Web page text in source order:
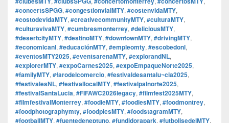
#concertsSPGG, #congestionvialMTY, #costenvidaMTY,
#costodevidaMTY, #creativecommunityMTY, #culturaMTY,
#culturavivaMTY, #cumbresmonterrey, #deliciousMTY,
#desertcityMTY, #destinoMTY, #downtownMTY, #drivingMTY,
#economicanl, #educaciónMTY, #empleomty, #escobedonl,
#eventosMTY2025, #eventsarenaMTY, #explorandNL,
#explorerMTY, #expoCarnes2025, #expoEmpaqueNorte2025,
#familyMTY, #farodelcomercio, #festivaldesantalu¬cia2025,
#festivalesNL, #festivallocalMTY, #festivalpalnorte2025,
#festivalSantaLucia, #FIFAWC2026legacy, #filmfest2025MTY,
#filmfestivalMonterrey, #foodieMTY, #foodiesMTY, #foodmontrey,
#foodphotographymty, #foodpicsMTY, #foodstagramMTY,
#footballMTY, #fuentedeneptuno, #fundidorapark, #futbolisedelMTY,